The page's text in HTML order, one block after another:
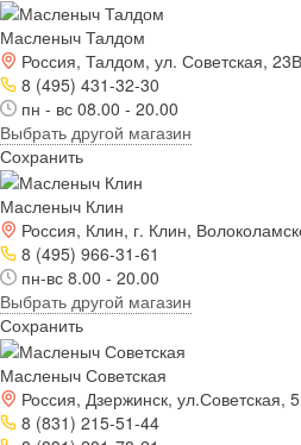
Масленыч Талдом
Россия, Талдом, ул. Советская, 23В
8 (495) 431-32-30
пн - вс 08.00 - 20.00
Выбрать другой магазин
Сохранить
Масленыч Клин
Россия, Клин, г. Клин,
8 (495) 966-31-61
пн-вс 8.00 - 20.00
Выбрать другой магазин
Сохранить
Масленыч Советская
Россия, Дзержинск, ул.Советская, 5
8 (831) 215-51-44